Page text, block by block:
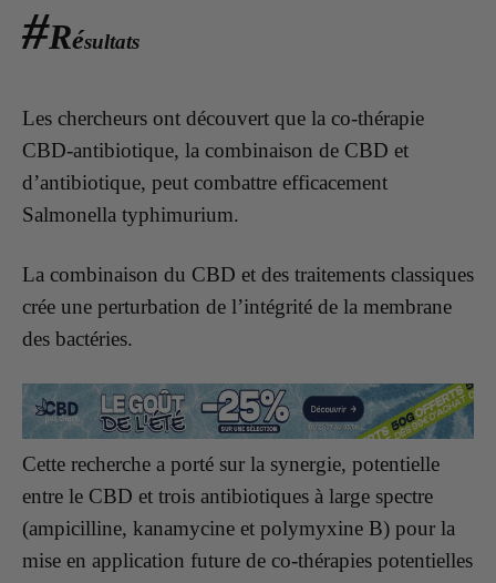
#Résultats
Les chercheurs ont découvert que la co-thérapie
CBD-antibiotique, la combinaison de CBD et
d’antibiotique, peut combattre efficacement
Salmonella typhimurium.
La combinaison du CBD et des traitements classiques
crée une perturbation de l’intégrité de la membrane
des bactéries.
Cette recherche a porté sur la synergie, potentielle
entre le CBD et trois antibiotiques à large spectre
(ampicilline, kanamycine et polymyxine B) pour la
mise en application future de co-thérapies potentielles